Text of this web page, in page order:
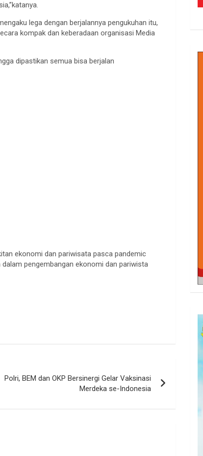
lega dengan berjalannya pengukuhan itu,
kompak dan keberadaan organisasi Media
dipastikan semua bisa berjalan
ekonomi dan pariwisata pasca pandemic
pengembangan ekonomi dan pariwista
Polri, BEM dan OKP Bersinergi Gelar Vaksinasi
Merdeka se-Indonesia